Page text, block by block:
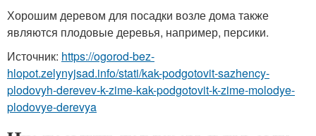
Хорошим деревом для посадки возле дома также
являются плодовые деревья, например, персики.
Источник: https://ogorod-bez-
hlopot.zelynyjsad.info/stati/kak-podgotovit-sazhency-
plodovyh-derevev-k-zime-kak-podgotovit-k-zime-molodye-
plodovye-derevya